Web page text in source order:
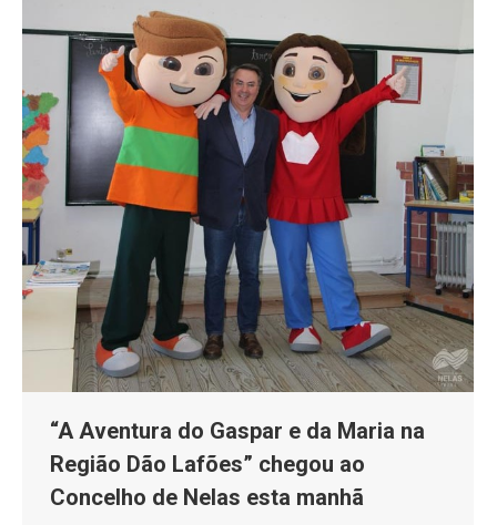
“A Aventura do Gaspar e da Maria na
Região Dão Lafões” chegou ao
Concelho de Nelas esta manhã